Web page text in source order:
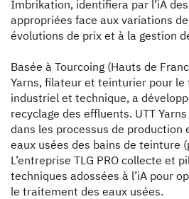
Imbrikation, identifiera par l’iA
appropriées face aux variations
évolutions de prix et à la gestion
Basée à Tourcoing (Hauts de
Yarns, filateur et teinturier pour
industriel et technique, a
recyclage des effluents. UTT
dans les processus de production
eaux usées des bains de teinture
L’entreprise TLG PRO collecte et
techniques adossées à l’iA pour
le traitement des eaux usées.